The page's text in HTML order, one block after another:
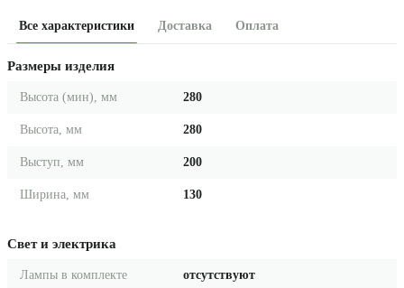
Все характеристики Доставка Оплата
Размеры изделия
Высота (мин), мм 280
Высота, мм 280
Выступ, мм 200
Ширина, мм 130
Свет и электрика
Лампы в комплекте отсутствуют